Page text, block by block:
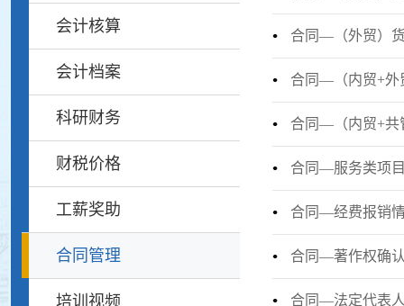
会计核算
会计档案
科研财务
财税价格
工薪奖助
合同管理
培训视频
合同—（外贸）
合同—（内贸+外
合同—（内贸+共
合同—服务类项
合同—经费报销
合同—著作权确
合同—法定代表